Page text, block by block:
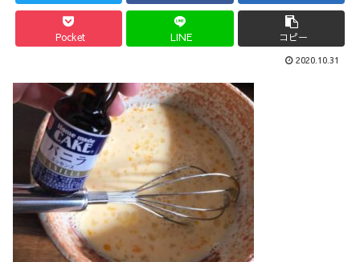
Pocket LINE コピー
2020.10.31